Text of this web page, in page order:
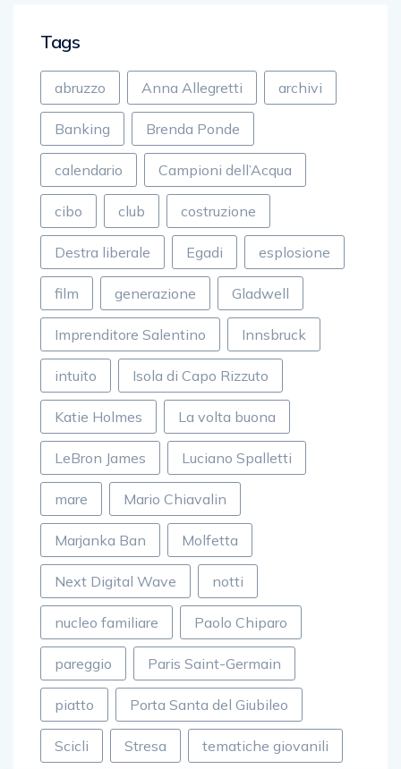
Tags
abruzzo Anna Allegretti archivi
Banking Brenda Ponde
calendario Campioni dell’Acqua
cibo club costruzione
Destra liberale Egadi esplosione
film generazione Gladwell
Imprenditore Salentino Innsbruck
intuito Isola di Capo Rizzuto
Katie Holmes La volta buona
LeBron James Luciano Spalletti
mare Mario Chiavalin
Marjanka Ban Molfetta
Next Digital Wave notti
nucleo familiare Paolo Chiparo
pareggio Paris Saint-Germain
piatto Porta Santa del Giubileo
Scicli Stresa tematiche giovanili